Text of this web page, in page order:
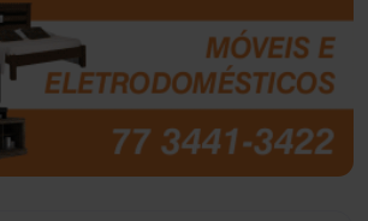
(7680)
(31955)